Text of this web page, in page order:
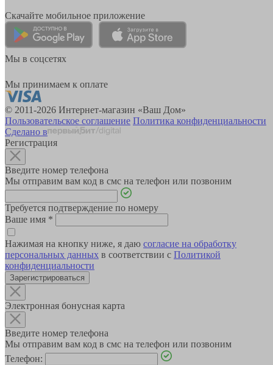
Скачайте мобильное приложение
Мы в соцсетях
Мы принимаем к оплате
© 2011-2026 Интернет-магазин «Ваш Дом»
Пользовательское соглашение Политика конфиденциальности
Сделано в
Регистрация
Введите номер телефона
Мы отправим вам код в смс на телефон или позвоним
Требуется подтверждение по номеру
Ваше имя *
Нажимая на кнопку ниже, я даю согласие на обработку
персональных данных в соответствии с Политикой
конфиденциальности
Зарегистрироваться
Электронная бонусная карта
Введите номер телефона
Мы отправим вам код в смс на телефон или позвоним
Телефон: